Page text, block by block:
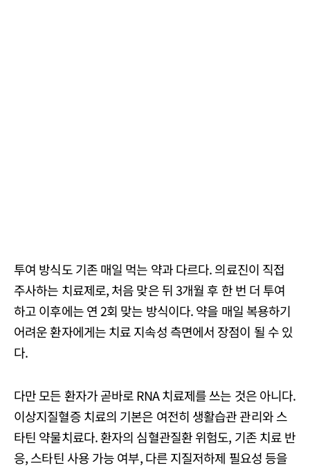
투여 방식도 기존 매일 먹는 약과 다르다. 의료진이 직접
주사하는 치료제로, 처음 맞은 뒤 3개월 후 한 번 더 투여
하고 이후에는 연 2회 맞는 방식이다. 약을 매일 복용하기
어려운 환자에게는 치료 지속성 측면에서 장점이 될 수 있
다.
다만 모든 환자가 곧바로 RNA 치료제를 쓰는 것은 아니다.
이상지질혈증 치료의 기본은 여전히 생활습관 관리와 스
타틴 약물치료다. 환자의 심혈관질환 위험도, 기존 치료 반
응, 스타틴 사용 가능 여부, 다른 지질저하제 필요성 등을